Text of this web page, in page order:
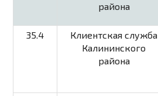
района
35.4
Клиентская служба
Калининского
района